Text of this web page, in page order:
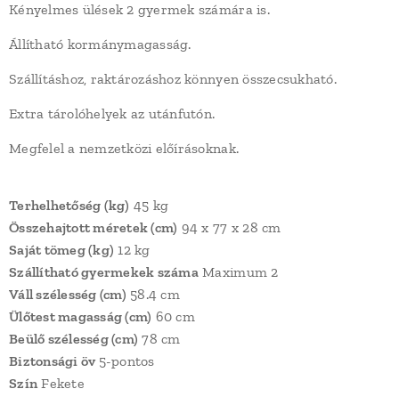
Kényelmes ülések 2 gyermek számára is.
Állítható kormánymagasság.
Szállításhoz, raktározáshoz könnyen összecsukható.
Extra tárolóhelyek az utánfutón.
Megfelel a nemzetközi előírásoknak.
Terhelhetőség (kg) 45 kg
Összehajtott méretek (cm) 94 x 77 x 28 cm
Saját tömeg (kg) 12 kg
Szállítható gyermekek számaMaximum 2
Váll szélesség (cm) 58.4 cm
Ülőtest magasság (cm) 60 cm
Beülő szélesség (cm) 78 cm
Biztonsági öv 5-pontos
SzínFekete